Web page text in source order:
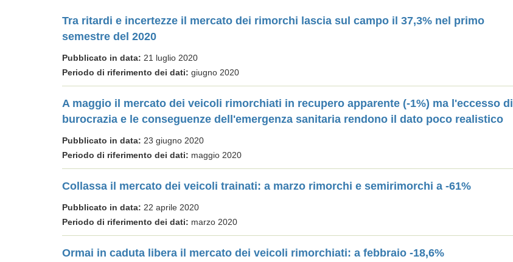
Tra ritardi e incertezze il mercato dei rimorchi lascia sul campo il 37,3% nel primo
semestre del 2020
Pubblicato in data: 21 luglio 2020
Periodo di riferimento dei dati: giugno 2020
A maggio il mercato dei veicoli rimorchiati in recupero apparente (-1%) ma l'eccesso di
burocrazia e le conseguenze dell'emergenza sanitaria rendono il dato poco realistico
Pubblicato in data: 23 giugno 2020
Periodo di riferimento dei dati: maggio 2020
Collassa il mercato dei veicoli trainati: a marzo rimorchi e semirimorchi a -61%
Pubblicato in data: 22 aprile 2020
Periodo di riferimento dei dati: marzo 2020
Ormai in caduta libera il mercato dei veicoli rimorchiati: a febbraio -18,6%